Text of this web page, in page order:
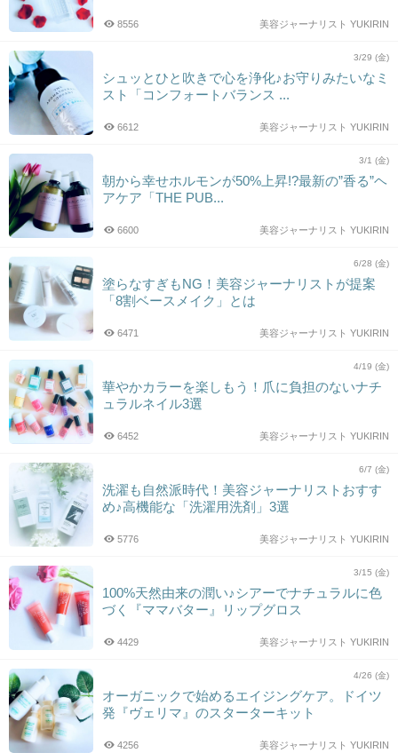
美容ジャーナリスト YUKIRIN
8556
3/29 (金)
シュッとひと吹きで心を浄化♪お守りみたいなミ
スト「コンフォートバランス ...
美容ジャーナリスト YUKIRIN
6612
3/1 (金)
朝から幸せホルモンが50%上昇!?最新の”香る”ヘ
アケア「THE PUB...
美容ジャーナリスト YUKIRIN
6600
6/28 (金)
塗らなすぎもNG！美容ジャーナリストが提案
「8割ベースメイク」とは
美容ジャーナリスト YUKIRIN
6471
4/19 (金)
華やかカラーを楽しもう！爪に負担のないナチ
ュラルネイル3選
美容ジャーナリスト YUKIRIN
6452
6/7 (金)
洗濯も自然派時代！美容ジャーナリストおすす
め♪高機能な「洗濯用洗剤」3選
美容ジャーナリスト YUKIRIN
5776
3/15 (金)
100%天然由来の潤い♪シアーでナチュラルに色
づく『ママバター』リップグロス
美容ジャーナリスト YUKIRIN
4429
4/26 (金)
オーガニックで始めるエイジングケア。ドイツ
発『ヴェリマ』のスターターキット
美容ジャーナリスト YUKIRIN
4256